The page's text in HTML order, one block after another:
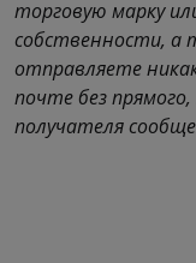
торговую марку
собственности, а
отправляете
почте без
получателя